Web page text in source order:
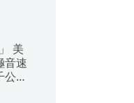
美
音速
里